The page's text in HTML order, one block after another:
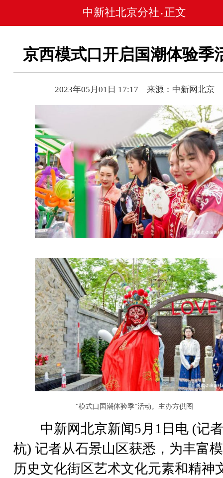
中新社北京分社 • 正文
京西模式口开启国潮体验季
2023年05月01日 17:17 来源：中新网北京
“模式口国潮体验季”活动。主办方供图
中新网北京新闻5月1日电 (记
杭) 记者从石景山区获悉，为丰富
历史文化街区艺术文化元素和精神